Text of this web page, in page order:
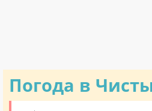
Погода в